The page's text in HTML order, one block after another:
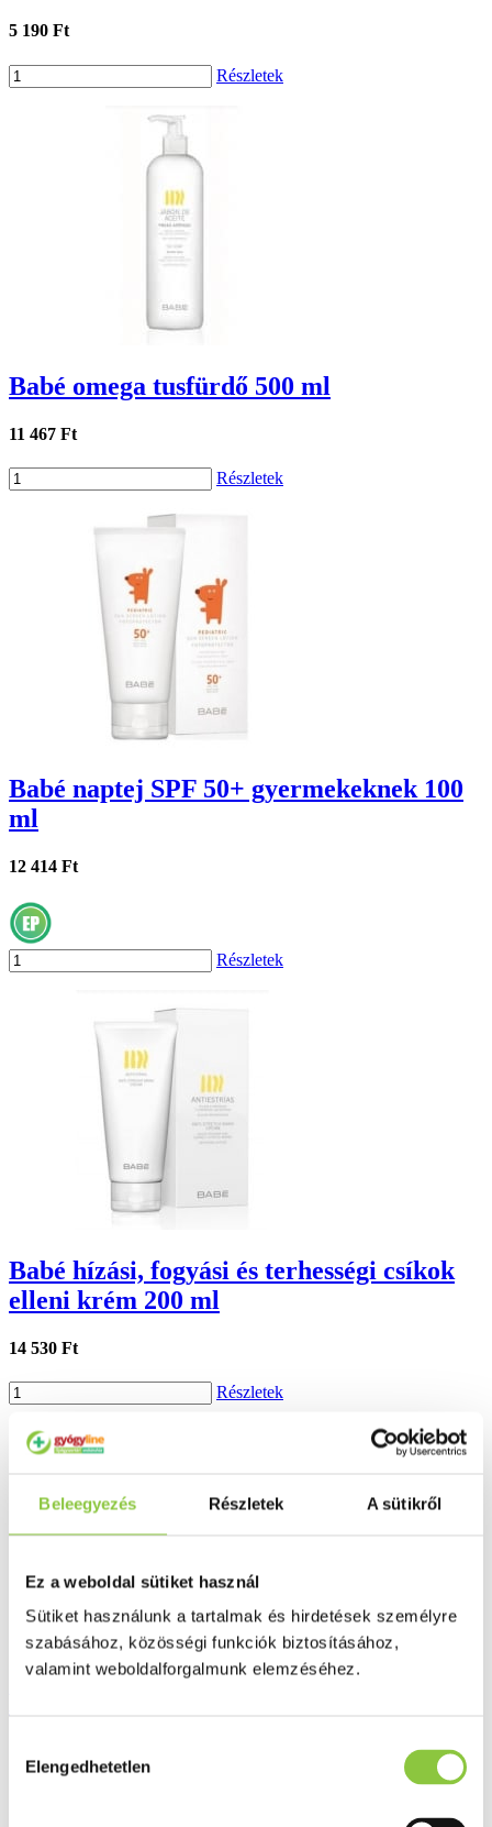
Beleegyezés Részletek A sütikről
Ez a weboldal sütiket használ
Sütiket használunk a tartalmak és hirdetések személyre
szabásához, közösségi funkciók biztosításához,
valamint weboldalforgalmunk elemzéséhez.
kiválasztása
Elengedhetetlen
5 190 Ft
Részletek
Babé omega tusfürdő 500 ml
11 467 Ft
Részletek
Babé naptej SPF 50+ gyermekeknek 100
ml
12 414 Ft
Részletek
Babé hízási, fogyási és terhességi csíkok
elleni krém 200 ml
14 530 Ft
Részletek